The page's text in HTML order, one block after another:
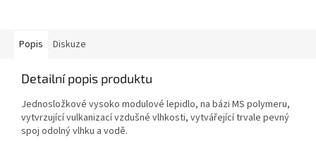
Popis Diskuze
Detailní popis produktu
Jednosložkové vysoko modulové lepidlo, na bázi MS polymeru,
vytvrzující vulkanizací vzdušné vlhkosti, vytvářející trvale pevný
spoj odolný vlhku a vodě.